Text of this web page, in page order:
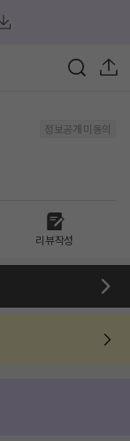
정보공개 미동의
리뷰작성